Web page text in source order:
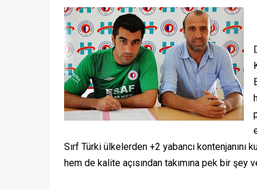
Sırf Türki ülkelerden +2 yabancı
hem de kalite açısından takımına pek bir şey